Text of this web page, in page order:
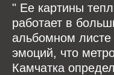
" Ее картины
работает в
альбомном
эмоций, что
Камчатка